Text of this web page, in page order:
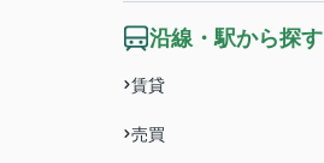
沿線・駅から探す
賃貸
売買